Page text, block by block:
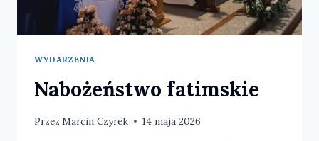
WYDARZENIA
Nabożeństwo fatimskie
Przez Marcin Czyrek 14 maja 2026